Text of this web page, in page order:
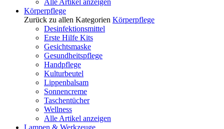
Alle Artikel anzeigen
Körperpflege
Zurück zu allen Kategorien Körperpflege
Desinfektionsmittel
Erste Hilfe Kits
Gesichtsmaske
Gesundheitspflege
Handpflege
Kulturbeutel
Lippenbalsam
Sonnencreme
Taschentücher
Wellness
Alle Artikel anzeigen
Lampen & Werkzeuge